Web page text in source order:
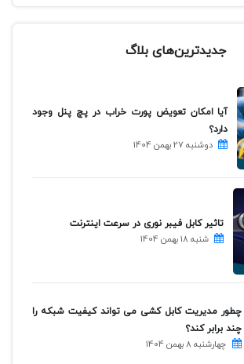
جدیدترین‌های بلاگ
آیا امکان تعویض پورت خراب در پچ پنل وجود
دارد؟
دوشنبه 27 بهمن 1404
تاثیر کابل فیبر نوری در سرعت اینترنت
شنبه 18 بهمن 1404
چطور مدیریت کابل کشی می تواند کیفیت شبکه را
چند برابر کند؟
چهارشنبه 8 بهمن 1404